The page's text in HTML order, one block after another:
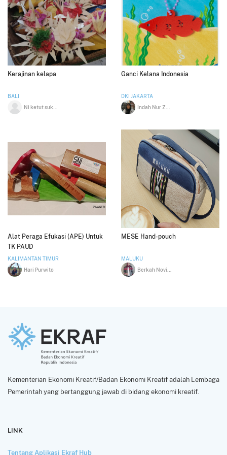
Kerajinan kelapa
BALI
Ganci Kelana Indonesia
DKI JAKARTA
Alat Peraga Efukasi (APE) Untuk
TK PAUD
KALIMANTAN TIMUR
Hari Purwito
MESE Hand-pouch
MALUKU
Kementerian Ekonomi Kreatif/Badan Ekonomi Kreatif adalah Lembaga
Pemerintah yang bertanggung jawab di bidang ekonomi kreatif.
LINK
Tentang Aplikasi Ekraf Hub